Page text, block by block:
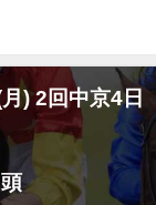
) 2回中京4日